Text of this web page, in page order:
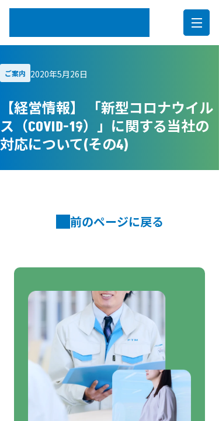
容
を
キ
ッ
プ
ご案内 2020年5月26日
【経営情報】 「新型コロナウイル
ス（COVID-19）」に関する当社の
対応について(その4)
前のページに戻る